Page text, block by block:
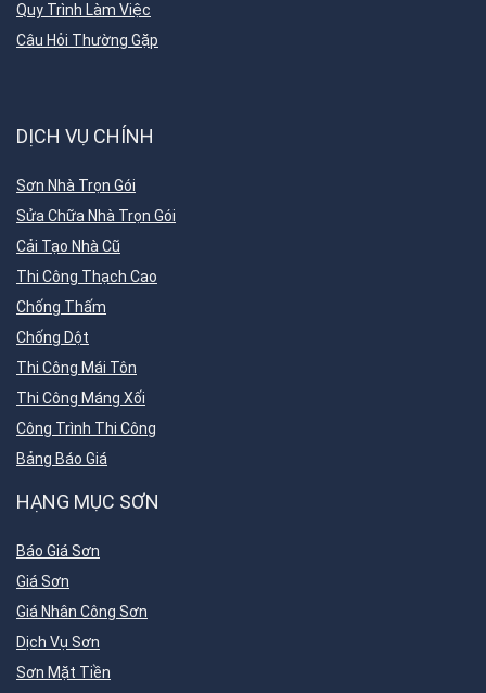
Quy Trình Làm Việc
Câu Hỏi Thường Gặp
DỊCH VỤ CHÍNH
Sơn Nhà Trọn Gói
Sửa Chữa Nhà Trọn Gói
Cải Tạo Nhà Cũ
Thi Công Thạch Cao
Chống Thấm
Chống Dột
Thi Công Mái Tôn
Thi Công Máng Xối
Công Trình Thi Công
Bảng Báo Giá
HẠNG MỤC SƠN
Báo Giá Sơn
Giá Sơn
Giá Nhân Công Sơn
Dịch Vụ Sơn
Sơn Mặt Tiền